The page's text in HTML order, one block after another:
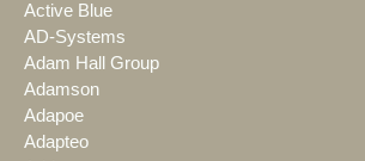
Active Blue
AD-Systems
Adam Hall Group
Adamson
Adapoe
Adapteo